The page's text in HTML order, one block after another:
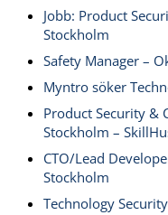
Jobb: Product
Stockholm
Safety Manager –
Myntro söker
Product Security &
Stockholm –
CTO/Lead
Stockholm
Technology